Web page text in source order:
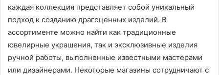
каждая коллекция представляет собой уникальный
подход к созданию драгоценных изделий. В
ассортименте можно найти как традиционные
ювелирные украшения, так и эксклюзивные изделия
ручной работы, выполненные известными мастерами
или дизайнерами. Некоторые магазины сотрудничают с